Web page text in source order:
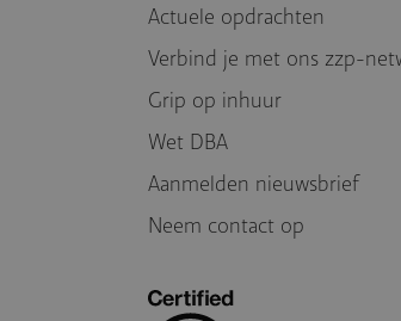
Actuele opdrachten
Verbind je met ons zzp-
Grip op inhuur
Wet DBA
Aanmelden nieuwsbrief
Neem contact op